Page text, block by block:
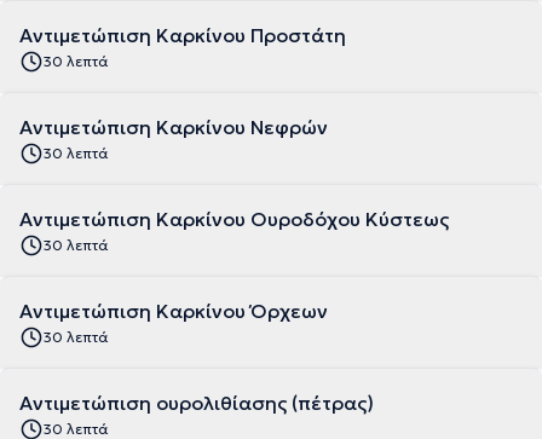
Αντιμετώπιση Καρκίνου Προστάτη
30 λεπτά
Αντιμετώπιση Καρκίνου Νεφρών
30 λεπτά
Αντιμετώπιση Καρκίνου Ουροδόχου Κύστεως
30 λεπτά
Αντιμετώπιση Καρκίνου Όρχεων
30 λεπτά
Αντιμετώπιση ουρολιθίασης (πέτρας)
30 λεπτά